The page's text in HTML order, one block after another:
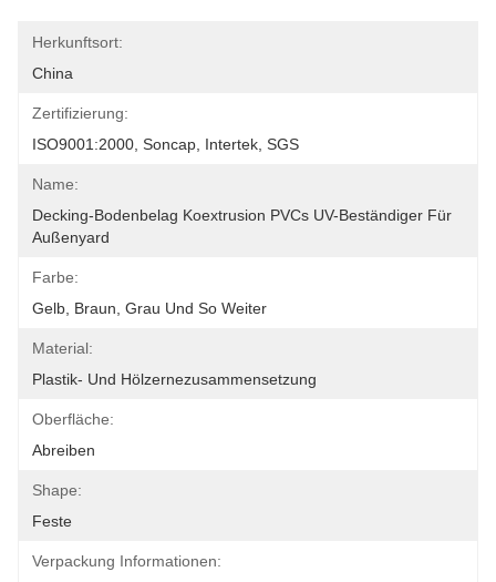
Herkunftsort:
China
Zertifizierung:
ISO9001:2000, Soncap, Intertek, SGS
Name:
Decking-Bodenbelag Koextrusion PVCs UV-Beständiger Für
Außenyard
Farbe:
Gelb, Braun, Grau Und So Weiter
Material:
Plastik- Und Hölzernezusammensetzung
Oberfläche:
Abreiben
Shape:
Feste
Verpackung Informationen: